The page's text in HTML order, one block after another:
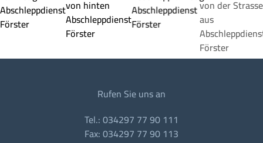
Rufen Sie uns an
Tel.: 034297 77 90 111
Fax: 034297 77 90 113